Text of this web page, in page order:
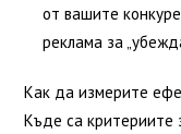
от вашите
реклама за
Как да измерите
Къде са критериите